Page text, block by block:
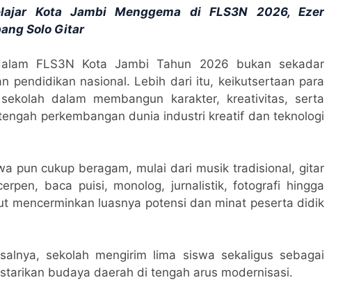
Kota Jambi Menggema di FLS3N 2026, Ezer
Solo Gitar
FLS3N Kota Jambi Tahun 2026 bukan sekadar
pendidikan nasional. Lebih dari itu, keikutsertaan para
dalam membangun karakter, kreativitas, serta
perkembangan dunia industri kreatif dan teknologi
pun cukup beragam, mulai dari musik tradisional, gitar
baca puisi, monolog, jurnalistik, fotografi hingga
mencerminkan luasnya potensi dan minat peserta didik
sekolah mengirim lima siswa sekaligus sebagai
budaya daerah di tengah arus modernisasi.